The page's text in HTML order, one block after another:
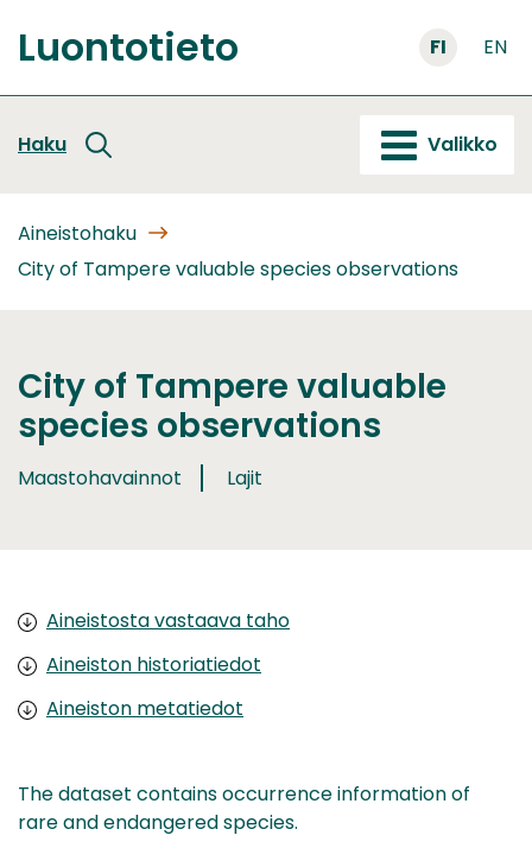
sisältöön
Etusivu
Luontotieto FI EN
Haku Valikko
Aineistohaku
City of Tampere valuable species observations
City of Tampere valuable
species observations
Maastohavainnot Lajit
Aineistosta vastaava taho
Aineiston historiatiedot
Aineiston metatiedot
The dataset contains occurrence information of
rare and endangered species.